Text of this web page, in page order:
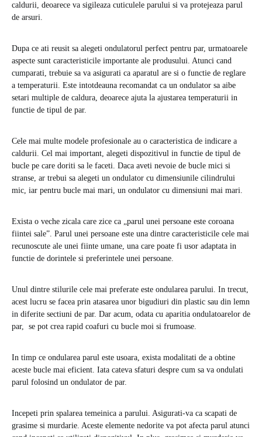
caldurii, deoarece va sigileaza cuticulele parului si va protejeaza parul
de arsuri.
Dupa ce ati reusit sa alegeti ondulatorul perfect pentru par, urmatoarele
aspecte sunt caracteristicile importante ale produsului. Atunci cand
cumparati, trebuie sa va asigurati ca aparatul are si o functie de reglare
a temperaturii. Este intotdeauna recomandat ca un ondulator sa aibe
setari multiple de caldura, deoarece ajuta la ajustarea temperaturii in
functie de tipul de par.
Cele mai multe modele profesionale au o caracteristica de indicare a
caldurii. Cel mai important, alegeti dispozitivul in functie de tipul de
bucle pe care doriti sa le faceti. Daca aveti nevoie de bucle mici si
stranse, ar trebui sa alegeti un ondulator cu dimensiunile cilindrului
mic, iar pentru bucle mai mari, un ondulator cu dimensiuni mai mari.
Exista o veche zicala care zice ca „parul unei persoane este coroana
fiintei sale”. Parul unei persoane este una dintre caracteristicile cele mai
recunoscute ale unei fiinte umane, una care poate fi usor adaptata in
functie de dorintele si preferintele unei persoane.
Unul dintre stilurile cele mai preferate este ondularea parului. In trecut,
acest lucru se facea prin atasarea unor bigudiuri din plastic sau din lemn
in diferite sectiuni de par. Dar acum, odata cu aparitia ondulatoarelor de
par, se pot crea rapid coafuri cu bucle moi si frumoase.
In timp ce ondularea parul este usoara, exista modalitati de a obtine
aceste bucle mai eficient. Iata cateva sfaturi despre cum sa va ondulati
parul folosind un ondulator de par.
Incepeti prin spalarea temeinica a parului. Asigurati-va ca scapati de
grasime si murdarie. Aceste elemente nedorite va pot afecta parul atunci